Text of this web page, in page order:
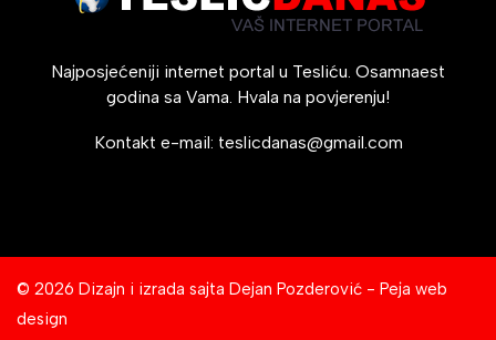
Najposjećeniji internet portal u Tesliću. Osamnaest
godina sa Vama. Hvala na povjerenju!
Kontakt e-mail: teslicdanas@gmail.com
© 2026 Dizajn i izrada sajta Dejan Pozderović - Peja web
design